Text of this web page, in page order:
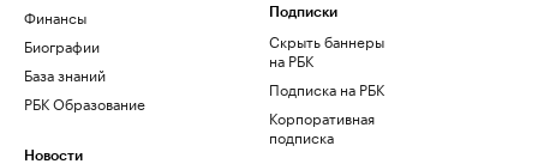
Финансы
Биографии
База знаний
РБК Образование
Новости
Подписки
Скрыть баннеры
на РБК
Подписка на РБК
Корпоративная
подписка